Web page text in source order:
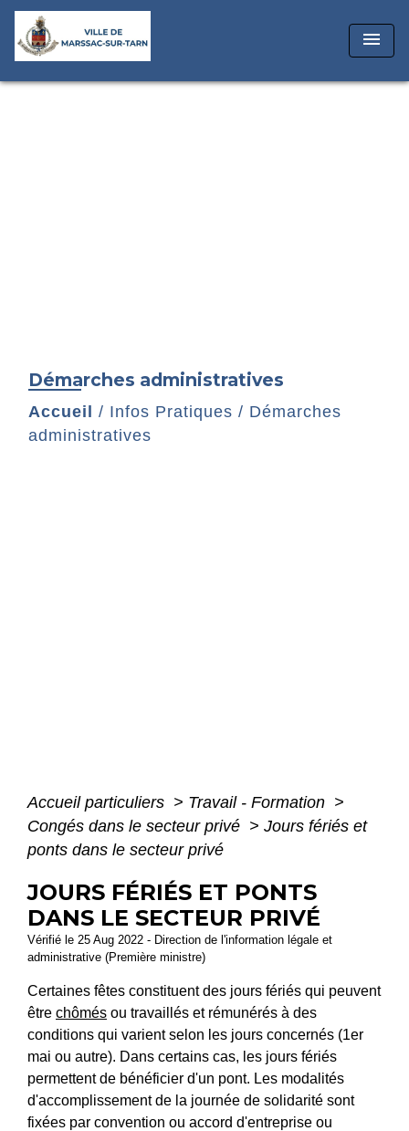
menu
Démarches administratives
Accueil / Infos Pratiques / Démarches
administratives
Accueil particuliers > Travail - Formation >
Congés dans le secteur privé > Jours fériés et
ponts dans le secteur privé
JOURS FÉRIÉS ET PONTS
DANS LE SECTEUR PRIVÉ
Vérifié le 25 Aug 2022 - Direction de l'information légale et
administrative (Première ministre)
Certaines fêtes constituent des jours fériés qui peuvent
être chômés ou travaillés et rémunérés à des
conditions qui varient selon les jours concernés (1er
mai ou autre). Dans certains cas, les jours fériés
permettent de bénéficier d'un pont. Les modalités
d'accomplissement de la journée de solidarité sont
fixées par convention ou accord d'entreprise ou